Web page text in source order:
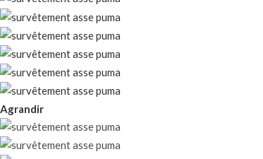
Agrandir